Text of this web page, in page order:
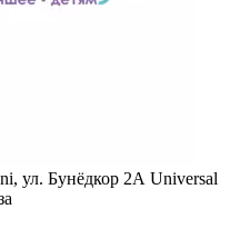
ул. Бунёдкор 2А Universal